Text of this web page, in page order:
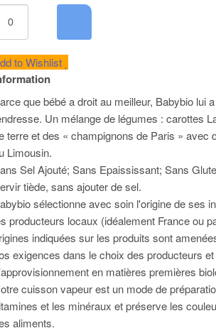
to Wishlist
que bébé a droit au meilleur, Babybio lui
Un mélange de légumes : carottes
terre et des « champignons de Paris » avec
Limousin.
Sel Ajouté; Sans Epaississant; Sans
tiède, sans ajouter de sel.
sélectionne avec soin l'origine de ses
producteurs locaux (idéalement France ou
indiquées sur les produits sont
exigences dans le choix des producteurs
en matières premières
cuisson vapeur est un mode de
et les minéraux et préserve les
aliments.